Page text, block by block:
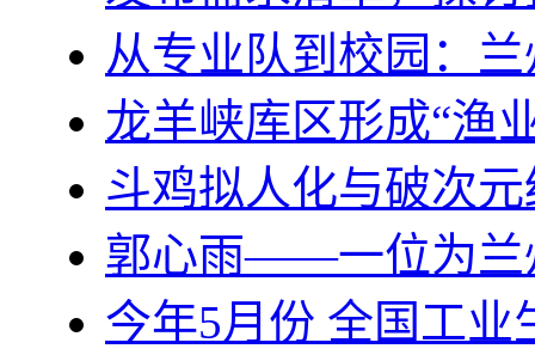
从专业队到校园：
龙羊峡库区形成“渔
斗鸡拟人化与破次
郭心雨——一位为兰
今年5月份 全国工业